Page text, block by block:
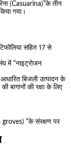
(Casuarina)”के तीन
गया।
सहित 17 से
में “नाइट्रोजन
बिजली उत्पादन के
बागानों की रक्षा के लिए
“के संरक्षण पर